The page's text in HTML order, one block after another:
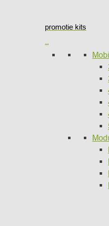
promotie kits